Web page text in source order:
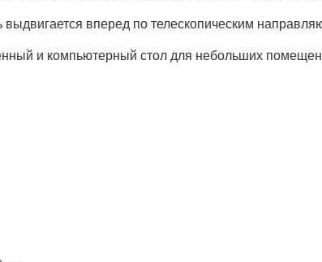
выдвигается вперед по телескопическим
и компьютерный стол для небольших